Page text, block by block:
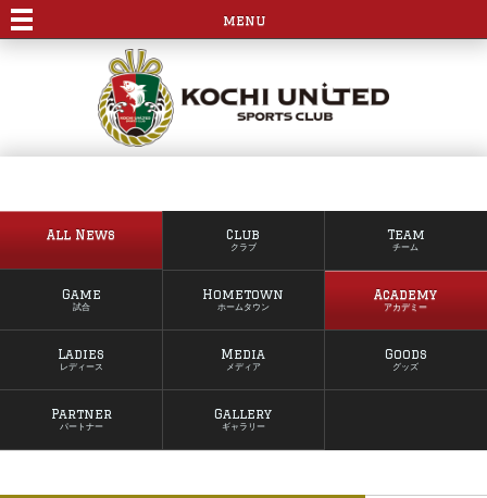
menu
All News Club
クラブ
Team
チーム
Game
試合
Hometown
ホームタウン
Academy
アカデミー
Ladies
レディース
Media
メディア
Goods
グッズ
Partner
パートナー
Gallery
ギャラリー